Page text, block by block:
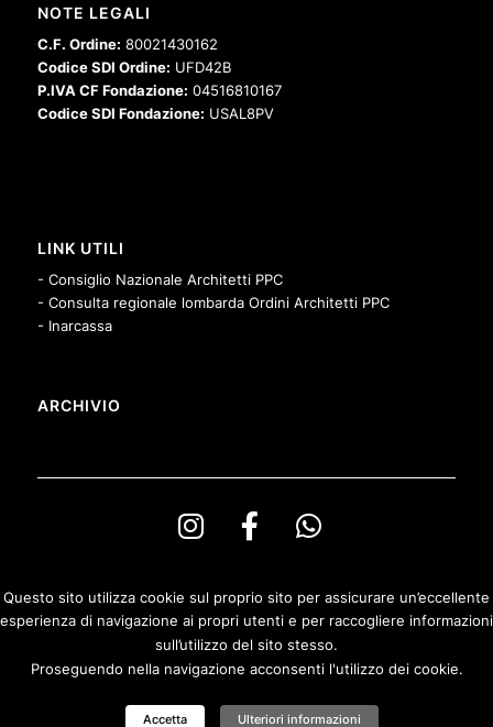
NOTE LEGALI
C.F. Ordine: 80021430162
Codice SDI Ordine: UFD42B
P.IVA CF Fondazione: 04516810167
Codice SDI Fondazione: USAL8PV
LINK UTILI
- Consiglio Nazionale Architetti PPC
- Consulta regionale lombarda Ordini Architetti PPC
- Inarcassa
ARCHIVIO
© Copyright Ordine degli Architetti PPeC della Provincia di Bergamo e
Fondazione Architetti Bergamo
Questo sito utilizza cookie sul proprio sito per assicurare un’eccellente
esperienza di navigazione ai propri utenti e per raccogliere informazioni
sull’utilizzo del sito stesso.
Proseguendo nella navigazione acconsenti l'utilizzo dei cookie.
Accetta Ulteriori informazioni